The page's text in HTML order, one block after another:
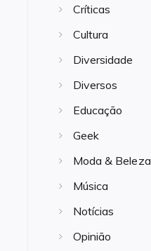
Críticas
Cultura
Diversidade
Diversos
Educação
Geek
Moda & Beleza
Música
Notícias
Opinião